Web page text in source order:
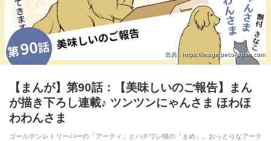
出典 : https://image.peco-japan.com
【まんが】第90話：【美味しいのご報告】まん
が描き下ろし連載♪ ツンツンにゃんさま ほわほ
わわんさま
ゴールデンレトリーバーの「アーティ」とハチワレ猫の「まめ」。おっとりなアーテ